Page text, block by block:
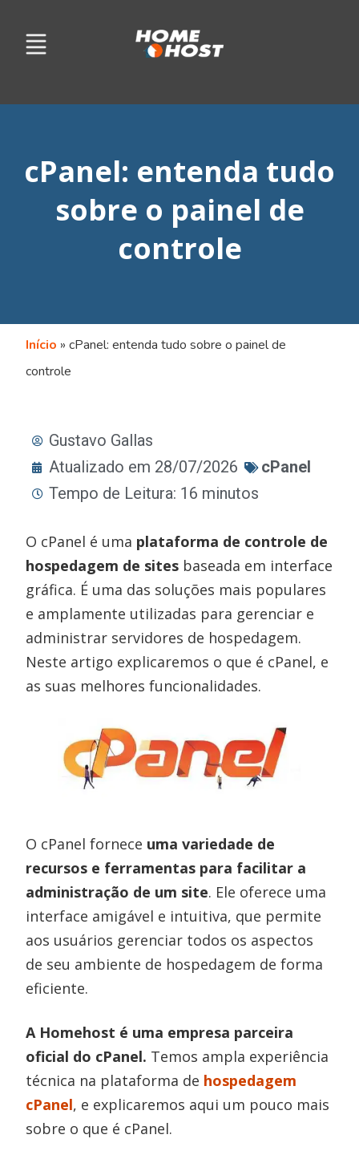
cPanel: entenda tudo
sobre o painel de
controle
Início »cPanel: entenda tudo sobre o painel de
controle
Gustavo Gallas
Atualizado em 28/07/2026
cPanel
Tempo de Leitura: 16 minutos
O cPanel é uma plataforma de controle de
hospedagem de sites baseada em interface
gráfica. É uma das soluções mais populares
e amplamente utilizadas para gerenciar e
administrar servidores de hospedagem.
Neste artigo explicaremos o que é cPanel, e
as suas melhores funcionalidades.
O cPanel fornece uma variedade de
recursos e ferramentas para facilitar a
administração de um site. Ele oferece uma
interface amigável e intuitiva, que permite
aos usuários gerenciar todos os aspectos
de seu ambiente de hospedagem de forma
eficiente.
A Homehost é uma empresa parceira
oficial do cPanel. Temos ampla experiência
técnica na plataforma de hospedagem
cPanel, e explicaremos aqui um pouco mais
sobre o que é cPanel.